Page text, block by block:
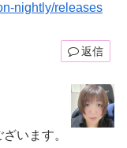
nightly/releases
返信
います。